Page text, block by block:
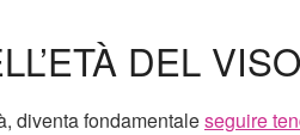
DEL VISO
diventa fondamentaleseguire